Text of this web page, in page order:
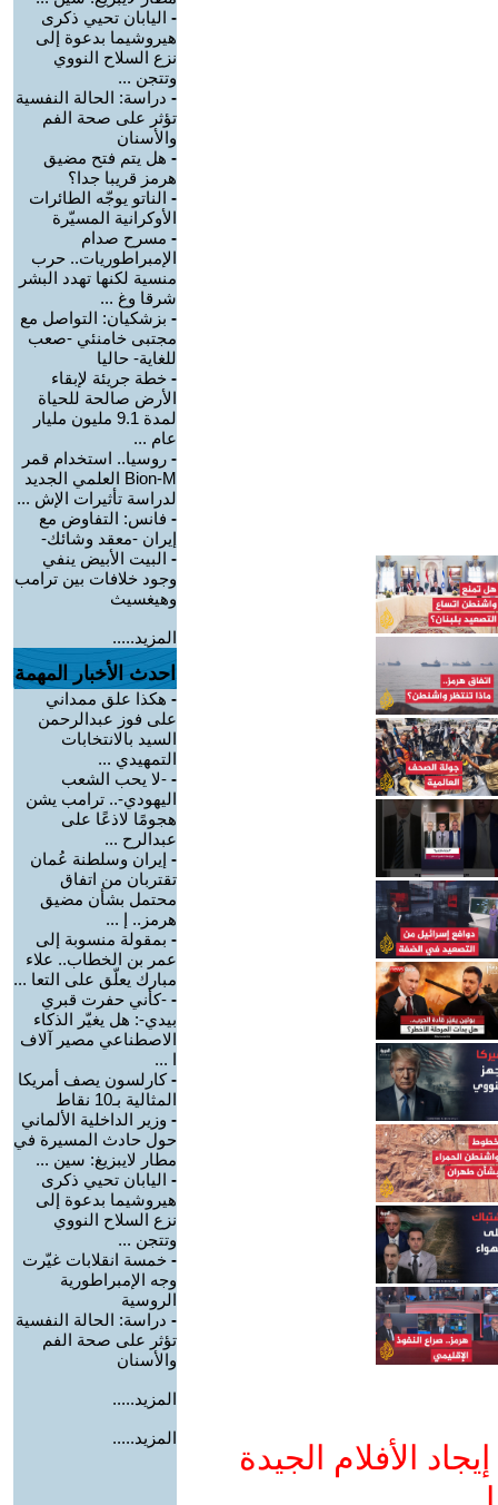
الأفلام الجيدة
- اليابان تحيي ذكرى
هيروشيما بدعوة إلى
نزع السلاح النووي
وتتجن ...
- دراسة: الحالة النفسية
تؤثر على صحة الفم
والأسنان
- هل يتم فتح مضيق
هرمز قريبا جدا؟
- الناتو يوجّه الطائرات
الأوكرانية المسيّرة
- مسرح صدام
الإمبراطوريات.. حرب
منسية لكنها تهدد البشر
شرقا وغ ...
- بزشكيان: التواصل مع
مجتبى خامنئي -صعب
للغاية- حاليا
- خطة جريئة لإبقاء
الأرض صالحة للحياة
لمدة 9.1 مليون مليار
عام ...
- روسيا.. استخدام قمر
Bion-M العلمي الجديد
لدراسة تأثيرات الإش ...
- فانس: التفاوض مع
إيران -معقد وشائك-
- البيت الأبيض ينفي
وجود خلافات بين ترامب
وهيغسيث
المزيد.....
احدث الأخبار المهمة
- هكذا علق ممداني
على فوز عبدالرحمن
السيد بالانتخابات
التمهيدي ...
- -لا يحب الشعب
اليهودي-.. ترامب يشن
هجومًا لاذعًا على
عبدالرح ...
- إيران وسلطنة عُمان
تقتربان من اتفاق
محتمل بشأن مضيق
هرمز.. إ ...
- بمقولة منسوبة إلى
عمر بن الخطاب.. علاء
مبارك يعلّق على التعا ...
- -كأني حفرت قبري
بيدي-: هل يغيّر الذكاء
الاصطناعي مصير آلاف
ا ...
-كارلسون يصف أمريكا
المثالية بـ10 نقاط
- وزير الداخلية الألماني
حول حادث المسيرة في
مطار لايبزيغ: سين ...
- اليابان تحيي ذكرى
هيروشيما بدعوة إلى
نزع السلاح النووي
وتتجن ...
- خمسة انقلابات غيّرت
وجه الإمبراطورية
الروسية
- دراسة: الحالة النفسية
تؤثر على صحة الفم
والأسنان
المزيد.....
المزيد.....